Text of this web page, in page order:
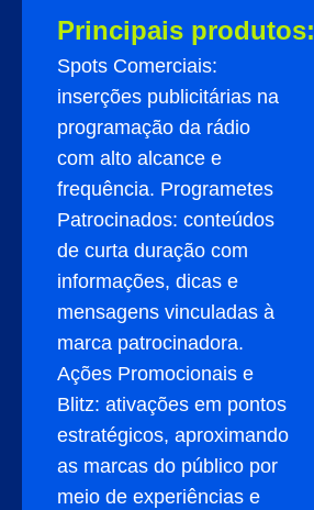
Principais produtos:
Spots Comerciais:
inserções publicitárias na
programação da rádio
com alto alcance e
frequência. Programetes
Patrocinados: conteúdos
de curta duração com
informações, dicas e
mensagens vinculadas à
marca patrocinadora.
Ações Promocionais e
Blitz: ativações em pontos
estratégicos, aproximando
as marcas do público por
meio de experiências e